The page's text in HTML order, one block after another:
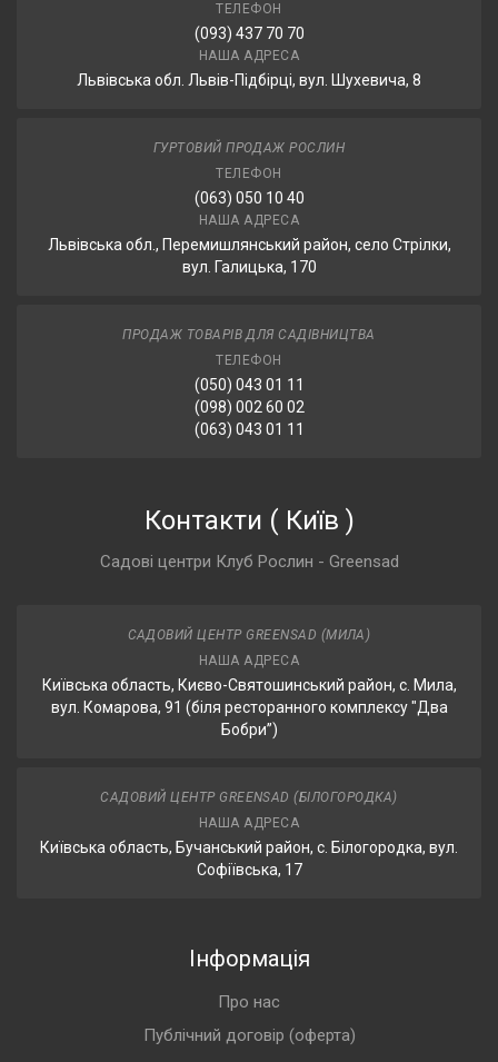
ТЕЛЕФОН
(093) 437 70 70
НАША АДРЕСА
Львівська обл. Львів-Підбірці, вул. Шухевича, 8
ГУРТОВИЙ ПРОДАЖ РОСЛИН
ТЕЛЕФОН
(063) 050 10 40
НАША АДРЕСА
Львівська обл., Перемишлянський район, село Стрілки,
вул. Галицька, 170
ПРОДАЖ ТОВАРІВ ДЛЯ САДІВНИЦТВА
ТЕЛЕФОН
(050) 043 01 11
(098) 002 60 02
(063) 043 01 11
Контакти ( Київ )
Садові центри Клуб Рослин - Greensad
САДОВИЙ ЦЕНТР GREENSAD (МИЛА)
НАША АДРЕСА
Київська область, Києво-Святошинський район, с. Мила,
вул. Комарова, 91 (біля ресторанного комплексу "Два
Бобри”)
САДОВИЙ ЦЕНТР GREENSAD (БІЛОГОРОДКА)
НАША АДРЕСА
Київська область, Бучанський район, с. Білогородка, вул.
Софіївська, 17
Інформація
Про нас
Публічний договір (оферта)